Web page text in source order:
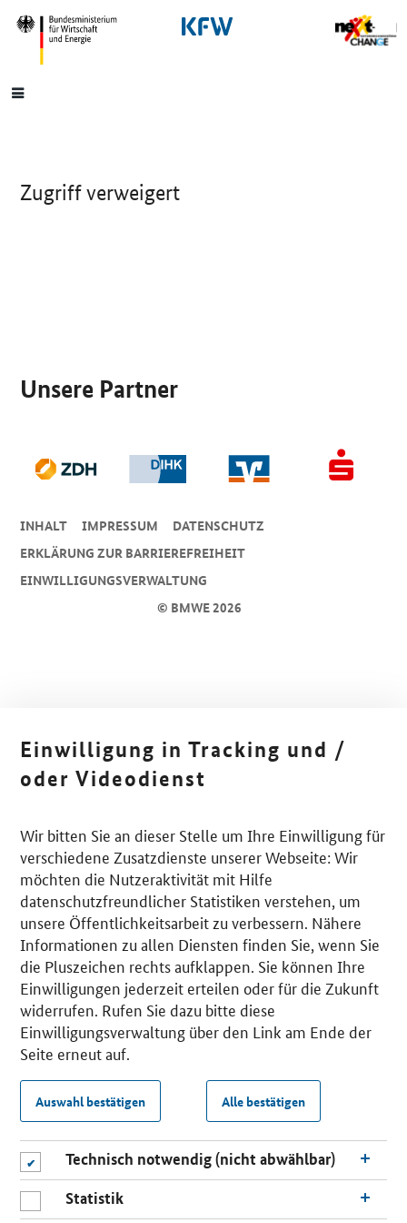
SrOnlyNavigation
Hauptmenü
Zugriff verweigert
Unsere Partner
© BMWE 2026
INHALT IMPRESSUM
DA­TEN­SCHUTZ
ERKLÄRUNG ZUR BARRIEREFREIHEIT
EINWILLIGUNGSVERWALTUNG
Einwilligung in Tracking und /
oder Videodienst
Wir bitten Sie an dieser Stelle um Ihre Einwilligung für
verschiedene Zusatzdienste unserer Webseite: Wir
möchten die Nutzeraktivität mit Hilfe
datenschutzfreundlicher Statistiken verstehen, um
unsere Öffentlichkeitsarbeit zu verbessern. Nähere
Informationen zu allen Diensten finden Sie, wenn Sie
die Pluszeichen rechts aufklappen. Sie können Ihre
Einwilligungen jederzeit erteilen oder für die Zukunft
widerrufen. Rufen Sie dazu bitte diese
Einwilligungsverwaltung über den Link am Ende der
Seite erneut auf.
Auswahl bestätigen Alle bestätigen
Technisch notwendig (nicht abwählbar)
Statistik